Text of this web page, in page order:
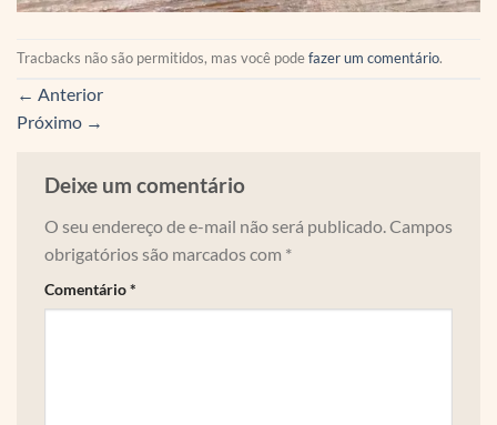
Tracbacks não são permitidos, mas você podefazer um comentário.
← Anterior
Próximo →
Deixe um comentário
O seu endereço de e-mail não será publicado.Campos
obrigatórios são marcados com *
Comentário*